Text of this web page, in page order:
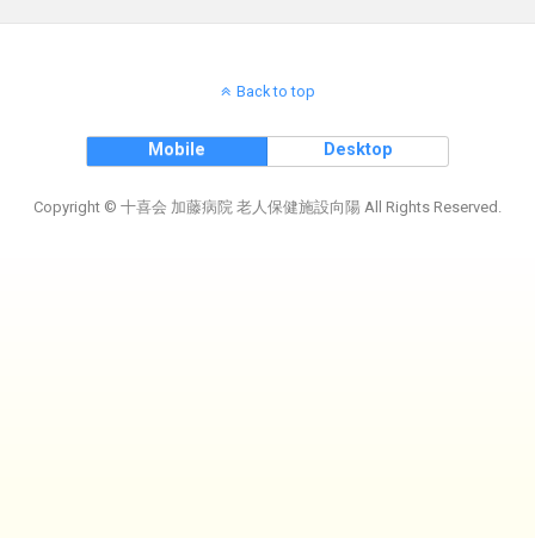
Back to top
Mobile Desktop
Copyright © 十喜会 加藤病院 老人保健施設向陽 All Rights Reserved.